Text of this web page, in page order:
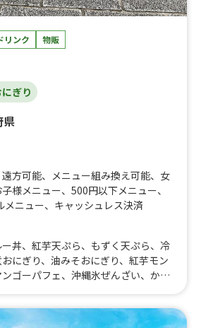
リンク 物販
ぎり
県
遠方可能、 メニュー組み換え可能、 女
子様メニュー、 500円以下メニュー、
メニュー、 キャッシュレス決済
丼、紅芋天ぷら、もずく天ぷら、冷
にぎり、油みそおにぎり、紅芋モン
ゴーパフェ、沖縄氷ぜんざい、かき
、沖縄そば、タコライス、タコラッ
り、サーターアンダギー(3個入り)